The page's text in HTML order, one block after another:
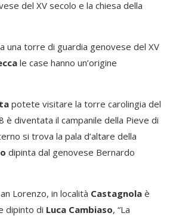
del XV secolo e la chiesa della
una torre di guardia genovese del XV
le case hanno un’origine
potete visitare la torre carolingia del
è diventata il campanile della Pieve di
si trova la pala d’altare della
dipinta dal genovese Bernardo
Lorenzo, in località Castagnola è
dipinto di Luca Cambiaso, “La